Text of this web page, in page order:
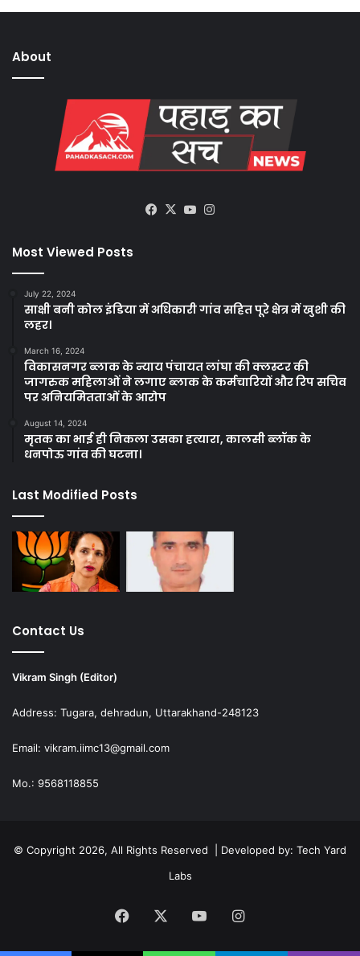
About
Facebook
X YouTube
Most Viewed Posts
July 22, 2024
साक्षी बनी कोल इंडिया में अधिकारी गांव सहित पूरे क्षेत्र में खुशी की
लहर।
March 16, 2024
विकासनगर ब्लाक के न्याय पंचायत लांघा की क्लस्टर की
जागरुक महिलाओं ने लगाए ब्लाक के कर्मचारियों और रिप सचिव
पर अनियमितताओं के आरोप
August 14, 2024
मृतक का भाई ही निकला उसका हत्यारा, कालसी ब्लॉक के
धनपोऊ गांव की घटना।
Last Modified Posts
Contact Us
Vikram Singh (Editor)
Address: Tugara, dehradun, Uttarakhand-248123
Email: vikram.iimc13@gmail.com
Mo.: 9568118855
© Copyright 2026, All Rights Reserved | Developed by: Tech Yard
Labs
Facebook YouTubeInstagram